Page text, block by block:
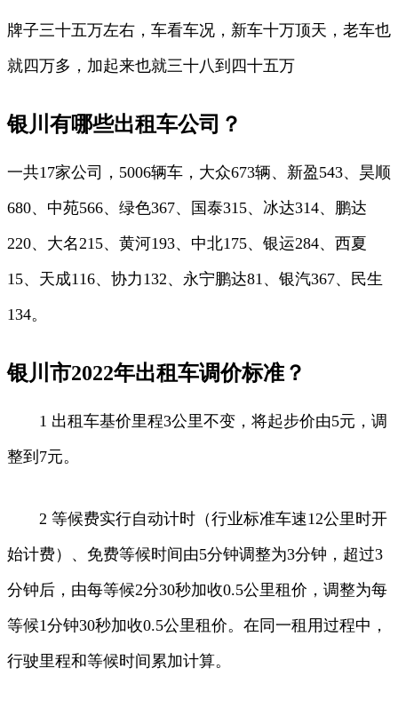
牌子三十五万左右，车看车况，新车十万顶天，老车也
就四万多，加起来也就三十八到四十五万
银川有哪些出租车公司？
一共17家公司，5006辆车，大众673辆、新盈543、昊顺
680、中苑566、绿色367、国泰315、冰达314、鹏达
220、大名215、黄河193、中北175、银运284、西夏
15、天成116、协力132、永宁鹏达81、银汽367、民生
134。
银川市2022年出租车调价标准？
1 出租车基价里程3公里不变，将起步价由5元，调
整到7元。
2 等候费实行自动计时（行业标准车速12公里时开
始计费）、免费等候时间由5分钟调整为3分钟，超过3
分钟后，由每等候2分30秒加收0.5公里租价，调整为每
等候1分钟30秒加收0.5公里租价。在同一租用过程中，
行驶里程和等候时间累加计算。